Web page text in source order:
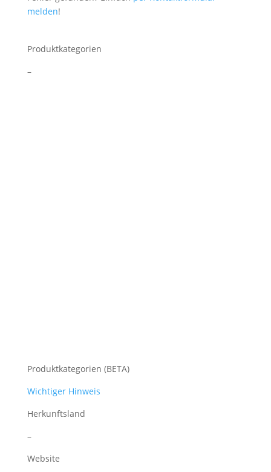
melden!
Produktkategorien
–
Produktkategorien (BETA)
Wichtiger Hinweis
Herkunftsland
–
Website